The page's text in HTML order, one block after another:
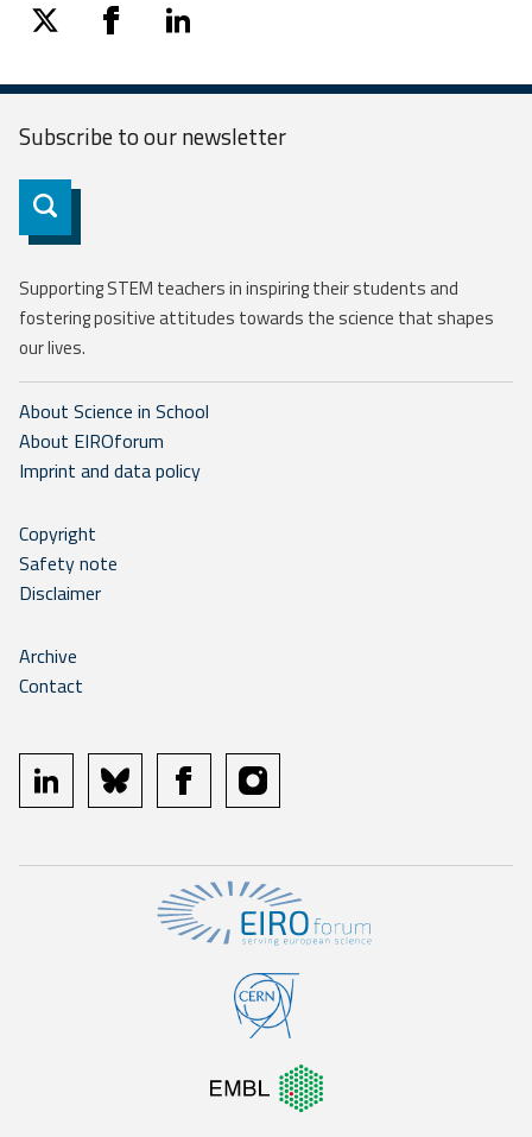
twitter facebooklinkedin
Subscribe to ournewsletter
Subscribe
Supporting STEM teachers in inspiring their students and
fostering positive attitudes towards the science that shapes
our lives.
About Science in School
About EIROforum
Imprint and data policy
Copyright
Safety note
Disclaimer
Archive
Contact
linkedin bluesky facebookinstagram